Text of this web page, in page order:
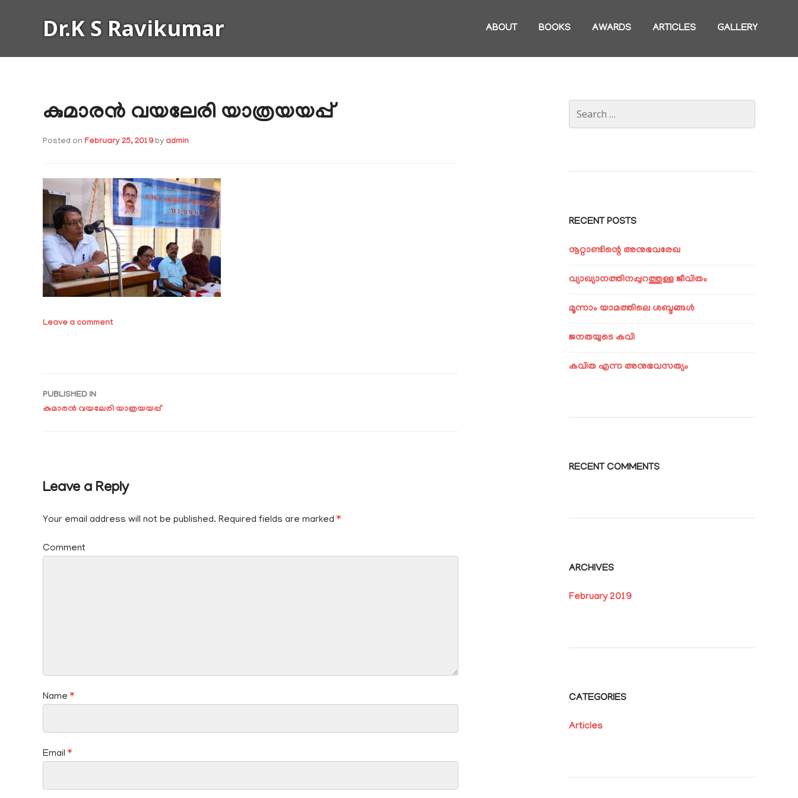
Dr.K S Ravikumar ABOUT BOOKS AWARDS ARTICLES GALLERY
കുമാരൻ വയലേരി യാത്രയയപ്പ്
Posted on February 25, 2019by admin
Leave a comment
Post
PUBLISHED IN
കുമാരൻ വയലേരി യാത്രയയപ്പ്
Leave a Reply
Your email address will not be published. Required fields are marked*
Comment
Name*
Email*
for:
RECENT POSTS
നൂറ്റാണ്ടിന്റെ അനുഭവരേഖ
വ്യാഖ്യാനത്തിനപ്പുറത്തുള്ള ജീവിതം
മൂന്നാം യാമത്തിലെ ശബ്ദങ്ങൾ
ജനതയുടെ കവി
കവിത എന്ന അനുഭവസത്യം
RECENT COMMENTS
ARCHIVES
February 2019
CATEGORIES
Articles